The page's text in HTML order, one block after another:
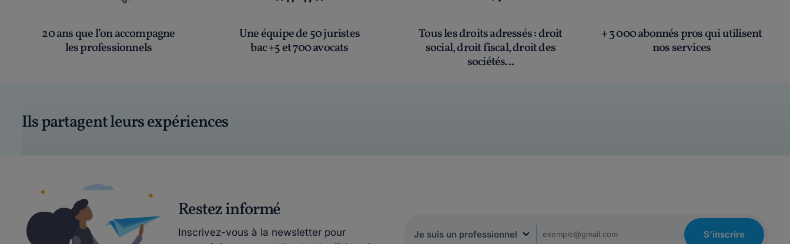
20 ans que l’on accompagne
les professionnels
Une équipe de 50 juristes
bac +5 et 700 avocats
Tous les droits adressés: droit
social, droit fiscal, droit des
sociétés...
+ 3 000 abonnés pros qui utilisent
nos services
Ils partagent leurs expériences
Restez informé
Inscrivez-vous à la newsletter pour
S'inscrire